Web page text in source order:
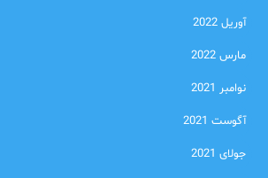
آوریل 2022
مارس 2022
نوامبر 2021
آگوست 2021
جولای 2021